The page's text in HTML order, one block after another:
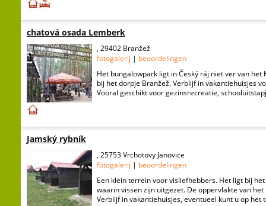
chatová osada Lemberk
, 29402 Branžež
fotogalerij | beoordelingen
Het bungalowpark ligt in Český ráj niet ver van het
bij het dorpje Branžež. Verblijf in vakantiehuisjes
Vooral geschikt voor gezinsrecreatie,
Jamský rybník
, 25753 Vrchotovy Janovice
fotogalerij | beoordelingen
Een klein terrein voor visliefhebbers. Het ligt bij
waarin vissen zijn uitgezet. De oppervlakte van het
Verblijf in vakantiehuisjes, eventueel kunt u op het